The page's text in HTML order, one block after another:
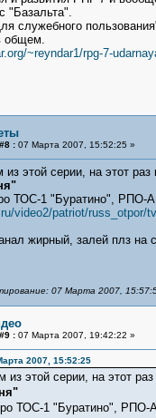
"Базальта".
служебного
общем.
~reyndar1/rpg-7-
: 07 Марта 2007, 15:52:25 »
этой серии, на этот раз
ТОС-1 "Буратино", РПО-
video2/patriot/russ_otpor/
жирный, залей плз на
07 Марта 2007,
: 07 Марта 2007, 19:42:22 »
2007, 15:52:25
этой серии, на этот
ТОС-1 "Буратино", РПО-